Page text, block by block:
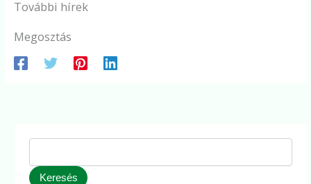
További hírek
Megosztás
Keresés